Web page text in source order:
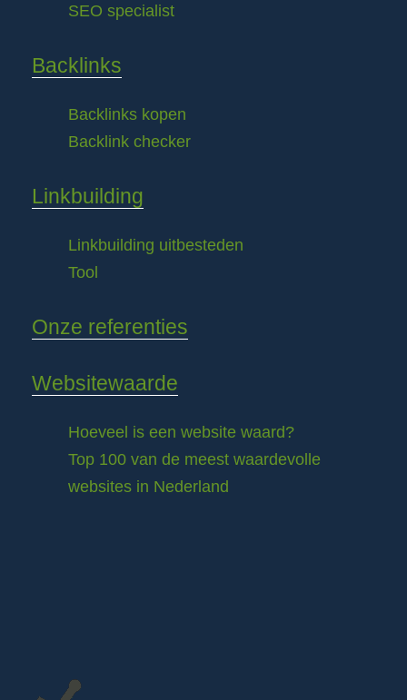
SEO specialist
Backlinks
Backlinks kopen
Backlink checker
Linkbuilding
Linkbuilding uitbesteden
Tool
Onze referenties
Websitewaarde
Hoeveel is een website waard?
Top 100 van de meest waardevolle
websites in Nederland